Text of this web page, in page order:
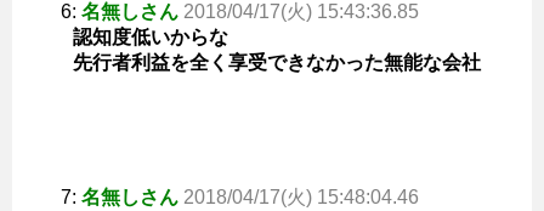
6: 名無しさん 2018/04/17(火) 15:43:36.85
認知度低いからな
先行者利益を全く享受できなかった無能な会社
7: 名無しさん 2018/04/17(火) 15:48:04.46